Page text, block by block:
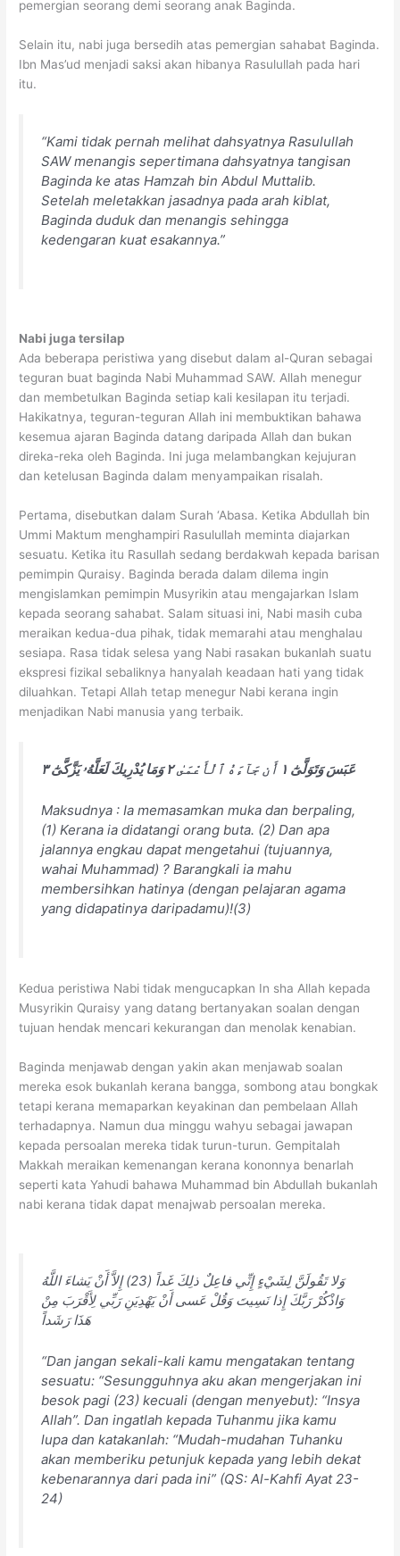
pemergian seorang demi seorang anak Baginda.
Selain itu, nabi juga bersedih atas pemergian sahabat Baginda.
Ibn Mas’ud menjadi saksi akan hibanya Rasulullah pada hari
itu.
“Kami tidak pernah melihat dahsyatnya Rasulullah
SAW menangis sepertimana dahsyatnya tangisan
Baginda ke atas Hamzah bin Abdul Muttalib.
Setelah meletakkan jasadnya pada arah kiblat,
Baginda duduk dan menangis sehingga
kedengaran kuat esakannya.”
Nabi juga tersilap
Ada beberapa peristiwa yang disebut dalam al-Quran sebagai
teguran buat baginda Nabi Muhammad SAW. Allah menegur
dan membetulkan Baginda setiap kali kesilapan itu terjadi.
Hakikatnya, teguran-teguran Allah ini membuktikan bahawa
kesemua ajaran Baginda datang daripada Allah dan bukan
direka-reka oleh Baginda. Ini juga melambangkan kejujuran
dan ketelusan Baginda dalam menyampaikan risalah.
Pertama, disebutkan dalam Surah ‘Abasa. Ketika Abdullah bin
Ummi Maktum menghampiri Rasulullah meminta diajarkan
sesuatu. Ketika itu Rasullah sedang berdakwah kepada barisan
pemimpin Quraisy. Baginda berada dalam dilema ingin
mengislamkan pemimpin Musyrikin atau mengajarkan Islam
kepada seorang sahabat. Salam situasi ini, Nabi masih cuba
meraikan kedua-dua pihak, tidak memarahi atau menghalau
sesiapa. Rasa tidak selesa yang Nabi rasakan bukanlah suatu
ekspresi fizikal sebaliknya hanyalah keadaan hati yang tidak
diluahkan. Tetapi Allah tetap menegur Nabi kerana ingin
menjadikan Nabi manusia yang terbaik.
عَبَسَ وَتَوَلَّىٰٓ ١ أَن جَآءَهُ ٱلْأَعْمَىٰ ٢ وَمَا يُدْرِيكَ لَعَلَّهُۥ يَزَّكَّىٰٓ ٣
Maksudnya : Ia memasamkan muka dan berpaling,
(1) Kerana ia didatangi orang buta. (2) Dan apa
jalannya engkau dapat mengetahui (tujuannya,
wahai Muhammad) ? Barangkali ia mahu
membersihkan hatinya (dengan pelajaran agama
yang didapatinya daripadamu)!(3)
Kedua peristiwa Nabi tidak mengucapkan In sha Allah kepada
Musyrikin Quraisy yang datang bertanyakan soalan dengan
tujuan hendak mencari kekurangan dan menolak kenabian.
Baginda menjawab dengan yakin akan menjawab soalan
mereka esok bukanlah kerana bangga, sombong atau bongkak
tetapi kerana memaparkan keyakinan dan pembelaan Allah
terhadapnya. Namun dua minggu wahyu sebagai jawapan
kepada persoalan mereka tidak turun-turun. Gempitalah
Makkah meraikan kemenangan kerana kononnya benarlah
seperti kata Yahudi bahawa Muhammad bin Abdullah bukanlah
nabi kerana tidak dapat menajwab persoalan mereka.
وَلا تَقُولَنَّ لِشَيْءٍ إِنِّي فاعِلٌ ذلِكَ غَداً (23) إِلاَّ أَنْ يَشاءَ اللَّهُ
وَاذْكُرْ رَبَّكَ إِذا نَسِيتَ وَقُلْ عَسى أَنْ يَهْدِيَنِ رَبِّي لِأَقْرَبَ مِنْ
هَذَا رَشَداً
“Dan jangan sekali-kali kamu mengatakan tentang
sesuatu: “Sesungguhnya aku akan mengerjakan ini
besok pagi (23) kecuali (dengan menyebut): “Insya
Allah”. Dan ingatlah kepada Tuhanmu jika kamu
lupa dan katakanlah: “Mudah-mudahan Tuhanku
akan memberiku petunjuk kepada yang lebih dekat
kebenarannya dari pada ini” (QS: Al-Kahfi Ayat 23-
24)